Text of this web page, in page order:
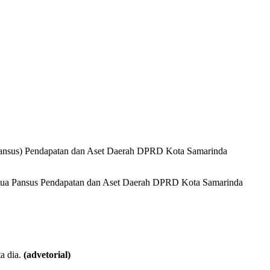
Pendapatan dan Aset Daerah DPRD Kota Samarinda
Pansus Pendapatan dan Aset Daerah DPRD Kota Samarinda
dia. (advetorial)